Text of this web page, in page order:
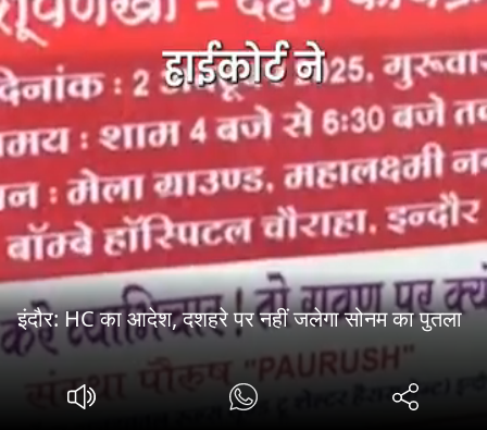
इंदौर: HC का आदेश, दशहरे पर नहीं जलेगा सोनम का पुतला